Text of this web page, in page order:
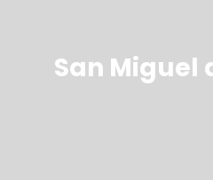
San Miguel